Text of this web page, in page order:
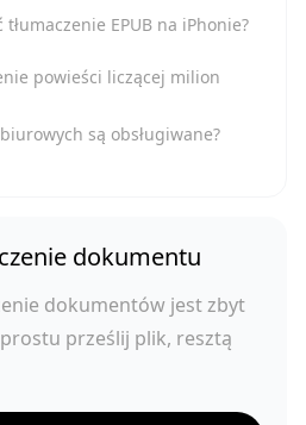
EPUB na iPhonie?
powieści liczącej milion
są obsługiwane?
dokumentu
dokumentów jest zbyt
prześlij plik, resztą